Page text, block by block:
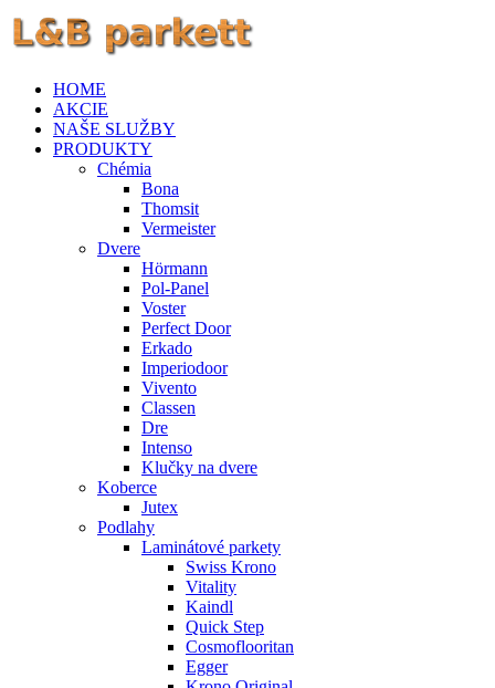
HOME
AKCIE
NAŠE SLUŽBY
PRODUKTY
Chémia
Bona
Thomsit
Vermeister
Dvere
Hörmann
Pol-Panel
Voster
Perfect Door
Erkado
Imperiodoor
Vivento
Classen
Dre
Intenso
Klučky na dvere
Koberce
Jutex
Podlahy
Laminátové parkety
Swiss Krono
Vitality
Kaindl
Quick Step
Cosmoflooritan
Egger